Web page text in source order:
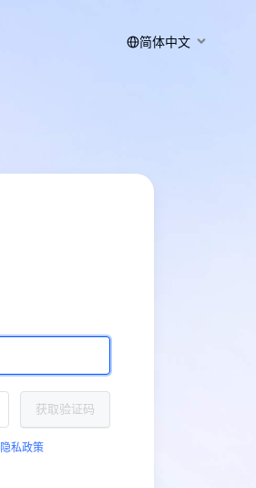
简体中文
获取验证码
隐私政策